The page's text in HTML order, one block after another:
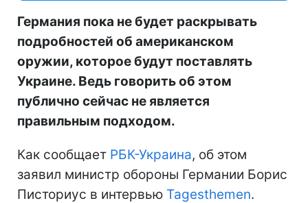
Германия пока не будет раскрывать
подробностей об американском
оружии, которое будут поставлять
Украине. Ведь говорить об этом
публично сейчас не является
правильным подходом.
Как сообщает РБК-Украина, об этом
заявил министр обороны Германии Борис
Писториус в интервью Tagesthemen.